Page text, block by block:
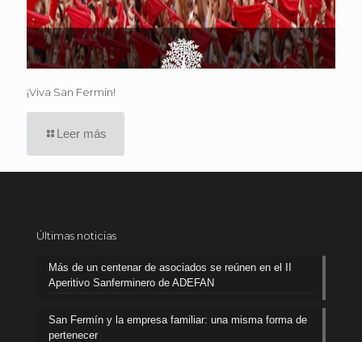
¡Viva San Fermín!
Leer más
Últimas noticias
Más de un centenar de asociados se reúnen en el II
Aperitivo Sanferminero de ADEFAN
San Fermín y la empresa familiar: una misma forma de
pertenecer